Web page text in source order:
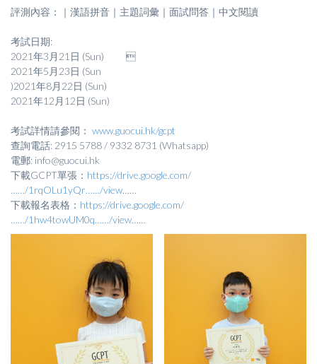
評測內容：｜漢語拼音｜主題詞彙｜面試問答｜中文閱讀
考試日期:
2021年3月21日 (Sun) 
2021年5月23日 (Sun
)2021年8月22日 (Sun)
2021年12月12日 (Sun)
考試詳情請參閱： www.guocui.hk/gcpt
查詢電話: 2915 5788 / 9332 8731 (Whatsapp)
電郵: info@guocui.hk
下載GCPT單張： https://drive.google.com/
……/1rqOLu1yQr……/view……
下載報名表格： https://drive.google.com/
……/1hw4towUM0q……/view……